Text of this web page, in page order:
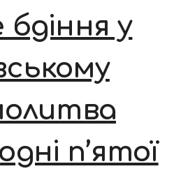
бдіння у
п’ятої